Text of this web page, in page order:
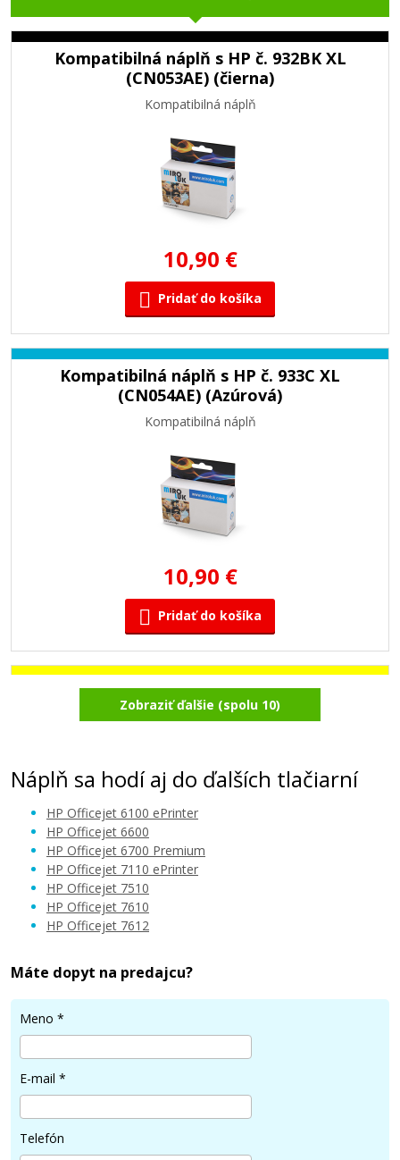
Kompatibilná náplň s HP č. 932BK XL
(CN053AE) (čierna)
Kompatibilná náplň
10,90 €
Pridať do košíka
Kompatibilná náplň s HP č. 933C XL
(CN054AE) (Azúrová)
Kompatibilná náplň
10,90 €
Pridať do košíka
Kompatibilná náplň s HP č. 933Y XL
(CN056AE) (Žltá)
Sada kompatibilných náplní s HP č. 932 XL
a 933 XL (C2P42AE)
Súprava kompatibilných náplní
Zobraziť ďalšie (spolu 10)
Náplň sa hodí aj do ďalších tlačiarní
HP Officejet 6100 ePrinter
HP Officejet 6600
HP Officejet 6700 Premium
HP Officejet 7110 ePrinter
HP Officejet 7510
HP Officejet 7610
HP Officejet 7612
Máte dopyt na predajcu?
Meno *
E-mail *
Telefón